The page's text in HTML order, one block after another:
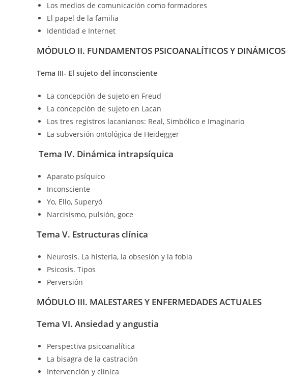
Los medios de comunicación como formadores
El papel de la familia
Identidad e Internet
MÓDULO II. FUNDAMENTOS PSICOANALÍTICOS Y DINÁMICOS
Tema III- El sujeto del inconsciente
La concepción de sujeto en Freud
La concepción de sujeto en Lacan
Los tres registros lacanianos: Real, Simbólico e Imaginario
La subversión ontológica de Heidegger
Tema IV. Dinámica intrapsíquica
Aparato psíquico
Inconsciente
Yo, Ello, Superyó
Narcisismo, pulsión, goce
Tema V. Estructuras clínica
Neurosis. La histeria, la obsesión y la fobia
Psicosis. Tipos
Perversión
MÓDULO III. MALESTARES Y ENFERMEDADES ACTUALES
Tema VI. Ansiedad y angustia
Perspectiva psicoanalítica
La bisagra de la castración
Intervención y clínica